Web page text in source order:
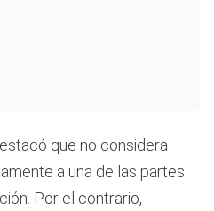
que no considera
a una de las partes
Por el contrario,